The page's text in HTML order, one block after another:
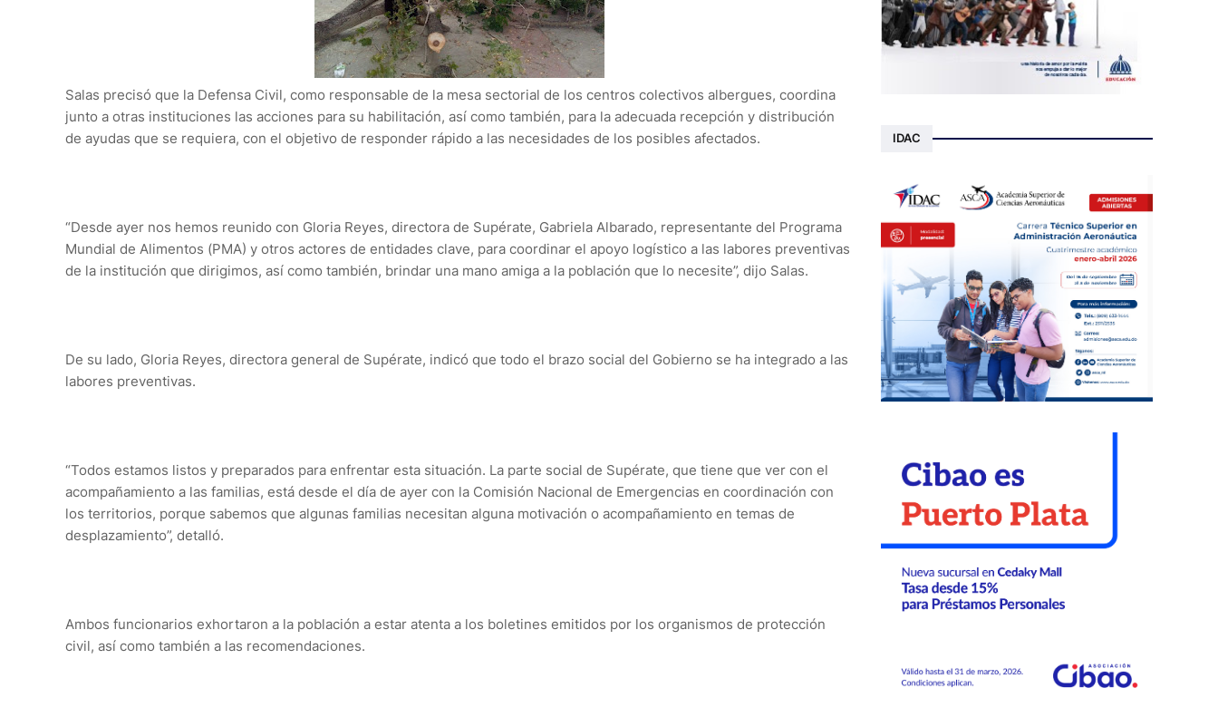
Salas precisó que la Defensa Civil, como responsable de la mesa sectorial de los centros colectivos albergues, coordina
junto a otras instituciones las acciones para su habilitación, así como también, para la adecuada recepción y distribución
de ayudas que se requiera, con el objetivo de responder rápido a las necesidades de los posibles afectados.
“Desde ayer nos hemos reunido con Gloria Reyes, directora de Supérate, Gabriela Albarado, representante del Programa
Mundial de Alimentos (PMA) y otros actores de entidades clave, para coordinar el apoyo logístico a las labores preventivas
de la institución que dirigimos, así como también, brindar una mano amiga a la población que lo necesite”, dijo Salas.
De su lado, Gloria Reyes, directora general de Supérate, indicó que todo el brazo social del Gobierno se ha integrado a las
labores preventivas.
“Todos estamos listos y preparados para enfrentar esta situación. La parte social de Supérate, que tiene que ver con el
acompañamiento a las familias, está desde el día de ayer con la Comisión Nacional de Emergencias en coordinación con
los territorios, porque sabemos que algunas familias necesitan alguna motivación o acompañamiento en temas de
desplazamiento”, detalló.
Ambos funcionarios exhortaron a la población a estar atenta a los boletines emitidos por los organismos de protección
civil, así como también a las recomendaciones.
IDAC